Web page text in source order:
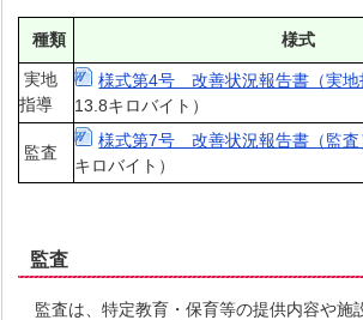
種類 様式
実地
指導
様式第4号 改善状況報告書（実地
13.8キロバイト）
監査
様式第7号 改善状況報告書（監査
キロバイト）
監査
監査は、特定教育・保育等の提供内容や施